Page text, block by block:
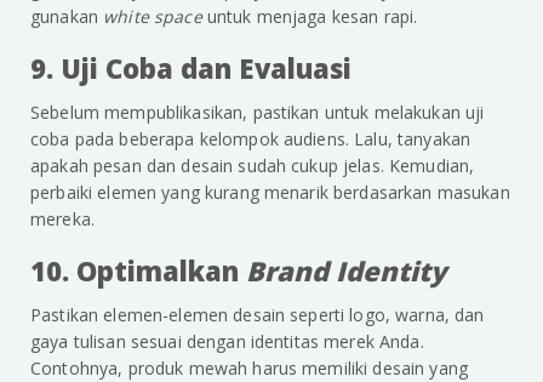
gunakan white spaceuntuk menjaga kesan rapi.
9. Uji Coba dan Evaluasi
Sebelum mempublikasikan, pastikan untuk melakukan uji
coba pada beberapa kelompok audiens. Lalu, tanyakan
apakah pesan dan desain sudah cukup jelas. Kemudian,
perbaiki elemen yang kurang menarik berdasarkan masukan
mereka.
10. Optimalkan Brand Identity
Pastikan elemen-elemen desain seperti logo, warna, dan
gaya tulisan sesuai dengan identitas merek Anda.
Contohnya, produk mewah harus memiliki desain yang